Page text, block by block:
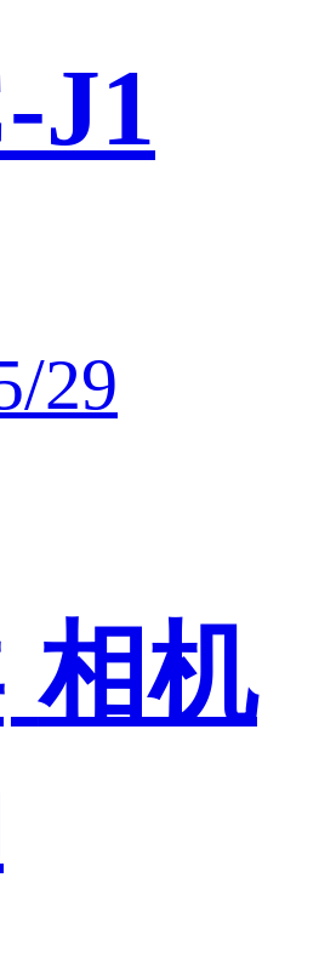
J1
29
相机